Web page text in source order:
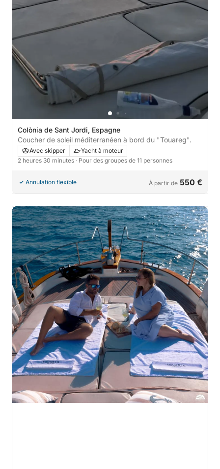
Colònia de Sant Jordi, Espagne
Coucher de soleil méditerranéen à bord du "Touareg".
Avec skipper
Yacht à moteur
2 heures 30 minutes · Pour des groupes de 11 personnes
Annulation flexible À partir de 550 €